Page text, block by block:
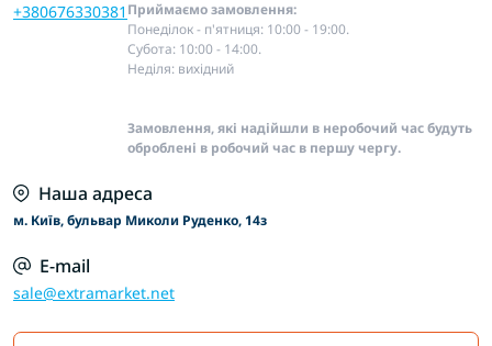
+380676330381 Приймаємо замовлення:
Понеділок - п'ятниця: 10:00 - 19:00.
Субота: 10:00 - 14:00.
Неділя: вихідний
Замовлення, які надійшли в неробочий час будуть
оброблені в робочий час в першу чергу.
Наша адреса
м. Київ, бульвар Миколи Руденко, 14з
E-mail
sale@extramarket.net